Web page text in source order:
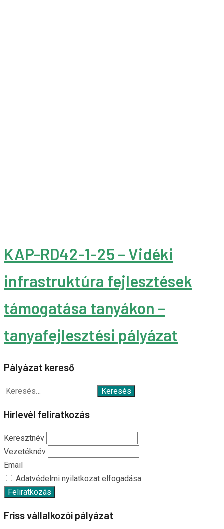
KAP-RD42-1-25 – Vidéki
infrastruktúra fejlesztések
támogatása tanyákon –
tanyafejlesztési pályázat
Pályázat kereső
Keresés:
Hírlevél feliratkozás
Keresztnév
Vezetéknév
Email
Adatvédelmi nyilatkozat elfogadása
Friss vállalkozói pályázat